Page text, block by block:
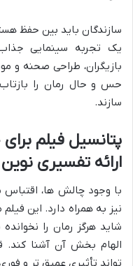
سازندگان باید بین حفظ
یک تجربه سینمایی جذاب
بازیگران، طراحی صحنه و
حس و حال رمان را بازتاب
سازند.
پتانسیل فیلم
ارائه تفسیری نوین
با وجود چالش ها، اقتباس
نیز به همراه دارد. این
شاید هرگز رمان را
الهام بخش آن آشنا کند.